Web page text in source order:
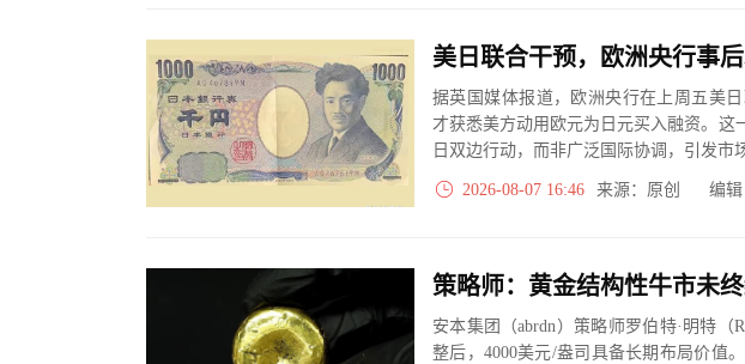
据英国媒体报道，欧洲央行在上周五美
才获悉美方动用欧元为日元买入融资。这
日双边行动，而非广泛国际协调，引发市
2026-08-07 16:46 来源：原创 编辑
安本集团（abrdn）策略师罗伯特·明特（
整后，4000美元/盎司具备长期布局价值